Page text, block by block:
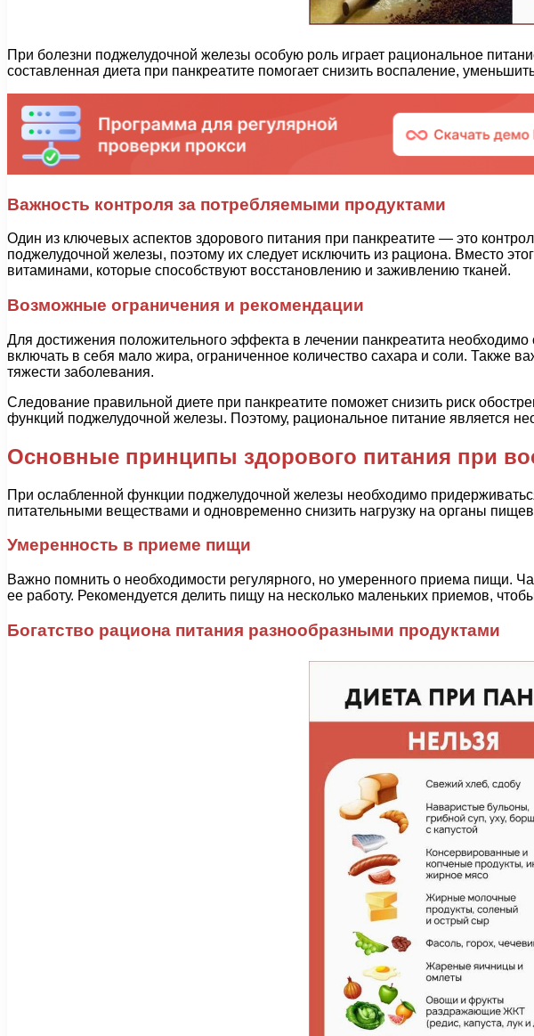
При болезни поджелудочной железы особую роль играет рациональное
составленная диета при панкреатите помогает снизить воспаление,
Важность контроля за потребляемыми продуктами
Один из ключевых аспектов здорового питания при панкреатите — это
поджелудочной железы, поэтому их следует исключить из рациона. Вместо
витаминами, которые способствуют восстановлению и заживлению тканей.
Возможные ограничения и рекомендации
Для достижения положительного эффекта в лечении панкреатита
включать в себя мало жира, ограниченное количество сахара и соли. Также
тяжести заболевания.
Следование правильной диете при панкреатите поможет снизить риск
функций поджелудочной железы. Поэтому, рациональное питание является
Основные принципы здорового питания при
При ослабленной функции поджелудочной железы необходимо
питательными веществами и одновременно снизить нагрузку на органы
Умеренность в приеме пищи
Важно помнить о необходимости регулярного, но умеренного приема пищи.
ее работу. Рекомендуется делить пищу на несколько маленьких приемов,
Богатство рациона питания разнообразными продуктами